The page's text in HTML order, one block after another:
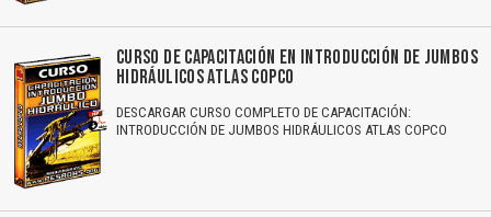
CURSO DE CAPACITACIÓN EN INTRODUCCIÓN DE JUMBOS
HIDRÁULICOS ATLAS COPCO
DESCARGAR CURSO COMPLETO DE CAPACITACIÓN:
INTRODUCCIÓN DE JUMBOS HIDRÁULICOS ATLAS COPCO